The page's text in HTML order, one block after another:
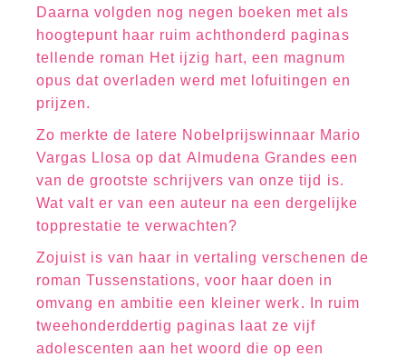
Daarna volgden nog negen boeken met als
hoogtepunt haar ruim achthonderd paginas
tellende roman Het ijzig hart, een magnum
opus dat overladen werd met lofuitingen en
prijzen.
Zo merkte de latere Nobelprijswinnaar Mario
Vargas Llosa op dat Almudena Grandes een
van de grootste schrijvers van onze tijd is.
Wat valt er van een auteur na een dergelijke
topprestatie te verwachten?
Zojuist is van haar in vertaling verschenen de
roman Tussenstations, voor haar doen in
omvang en ambitie een kleiner werk. In ruim
tweehonderddertig paginas laat ze vijf
adolescenten aan het woord die op een